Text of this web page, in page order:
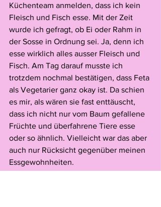
Küchenteam anmelden, dass ich kein
Fleisch und Fisch esse. Mit der Zeit
wurde ich gefragt, ob Ei oder Rahm in
der Sosse in Ordnung sei. Ja, denn ich
esse wirklich alles ausser Fleisch und
Fisch. Am Tag darauf musste ich
trotzdem nochmal bestätigen, dass Feta
als Vegetarier ganz okay ist. Da schien
es mir, als wären sie fast enttäuscht,
dass ich nicht nur vom Baum gefallene
Früchte und überfahrene Tiere esse
oder so ähnlich. Vielleicht war das aber
auch nur Rücksicht gegenüber meinen
Essgewohnheiten.